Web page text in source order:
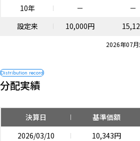
10年
－ －
設定来
10,000円
2026年07
分配実績
決算日 基準価額
2026/03/10
10,343円